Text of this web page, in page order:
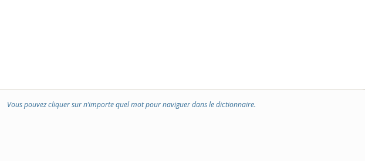
Vous pouvez cliquer sur n’importe quel mot pour naviguer dans le dictionnaire.